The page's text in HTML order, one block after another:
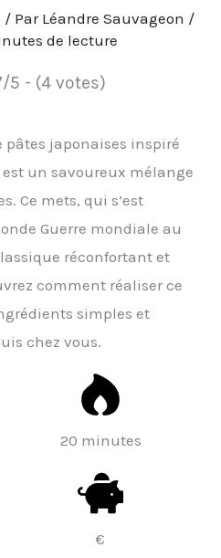
/ Par Léandre Sauvageon /
de lecture
5 - (4 votes)
pâtes japonaises inspiré
un savoureux mélange
Ce mets, qui s’est
Guerre mondiale au
réconfortant et
comment réaliser ce
simples et
chez vous.
20 minutes
€